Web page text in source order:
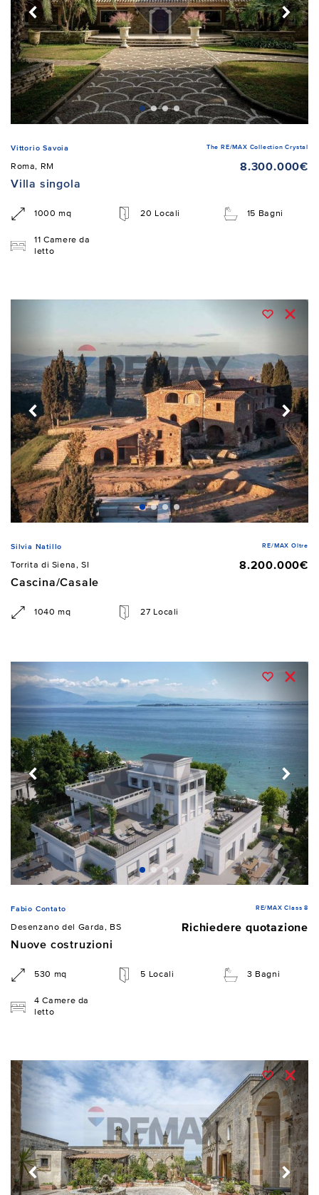
Vittorio Savoia The RE/MAX Collection Crystal
Roma, RM
8.300.000€
Villa singola
1000 mq 20 Locali 15 Bagni
11 Camere da
letto
Silvia Natillo RE/MAX Oltre
Torrita di Siena, SI
8.200.000€
Cascina/Casale
1040 mq 27 Locali
Fabio Contato RE/MAX Class 8
Desenzano del Garda, BS
Richiedere quotazione
Nuove costruzioni
530 mq 5 Locali 3 Bagni
4 Camere da
letto